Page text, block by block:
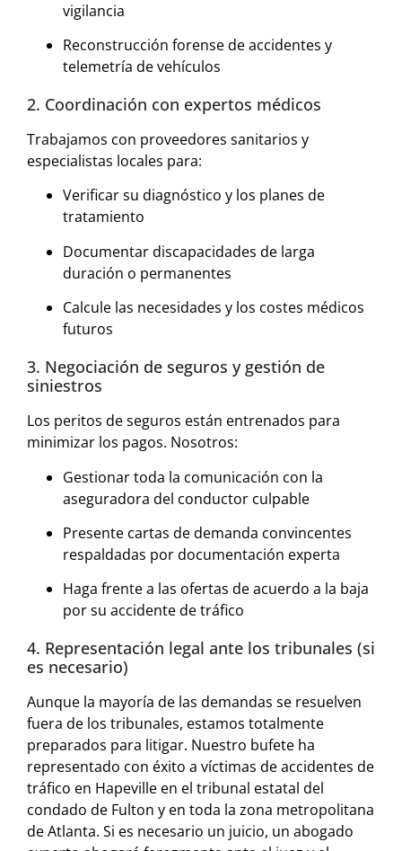
vigilancia
Reconstrucción forense de accidentes y
telemetría de vehículos
2. Coordinación con expertos médicos
Trabajamos con proveedores sanitarios y
especialistas locales para:
Verificar su diagnóstico y los planes de
tratamiento
Documentar discapacidades de larga
duración o permanentes
Calcule las necesidades y los costes médicos
futuros
3. Negociación de seguros y gestión de
siniestros
Los peritos de seguros están entrenados para
minimizar los pagos. Nosotros:
Gestionar toda la comunicación con la
aseguradora del conductor culpable
Presente cartas de demanda convincentes
respaldadas por documentación experta
Haga frente a las ofertas de acuerdo a la baja
por su accidente de tráfico
4. Representación legal ante los tribunales (si
es necesario)
Aunque la mayoría de las demandas se resuelven
fuera de los tribunales, estamos totalmente
preparados para litigar. Nuestro bufete ha
representado con éxito a víctimas de accidentes de
tráfico en Hapeville en el tribunal estatal del
condado de Fulton y en toda la zona metropolitana
de Atlanta. Si es necesario un juicio, un abogado